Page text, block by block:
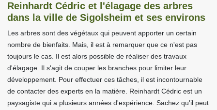
Reinhardt Cédric et l'élagage des arbres
dans la ville de Sigolsheim et ses environs
Les arbres sont des végétaux qui peuvent apporter un certain
nombre de bienfaits. Mais, il est à remarquer que ce n'est pas
toujours le cas. Il est alors possible de réaliser des travaux
d'élagage. Il s'agit de couper les branches pour limiter leur
développement. Pour effectuer ces tâches, il est incontournable
de contacter des experts en la matière. Reinhardt Cédric est un
paysagiste qui a plusieurs années d'expérience. Sachez qu'il peut